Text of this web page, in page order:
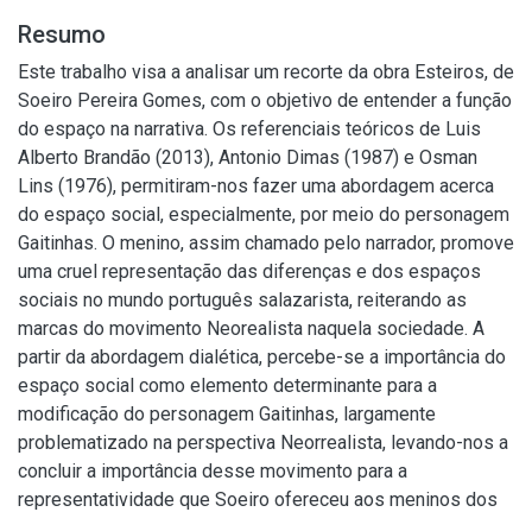
Resumo
Este trabalho visa a analisar um recorte da obra Esteiros, de
Soeiro Pereira Gomes, com o objetivo de entender a função
do espaço na narrativa. Os referenciais teóricos de Luis
Alberto Brandão (2013), Antonio Dimas (1987) e Osman
Lins (1976), permitiram-nos fazer uma abordagem acerca
do espaço social, especialmente, por meio do personagem
Gaitinhas. O menino, assim chamado pelo narrador, promove
uma cruel representação das diferenças e dos espaços
sociais no mundo português salazarista, reiterando as
marcas do movimento Neorealista naquela sociedade. A
partir da abordagem dialética, percebe-se a importância do
espaço social como elemento determinante para a
modificação do personagem Gaitinhas, largamente
problematizado na perspectiva Neorrealista, levando-nos a
concluir a importância desse movimento para a
representatividade que Soeiro ofereceu aos meninos dos